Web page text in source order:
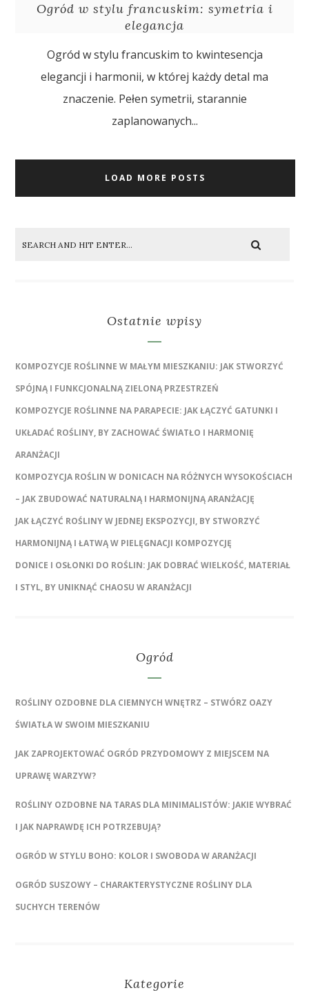
Ogród w stylu francuskim: symetria i
elegancja
Ogród w stylu francuskim to kwintesencja
elegancji i harmonii, w której każdy detal ma
znaczenie. Pełen symetrii, starannie
zaplanowanych...
LOAD MORE POSTS
Ostatnie wpisy
KOMPOZYCJE ROŚLINNE W MAŁYM MIESZKANIU: JAK STWORZYĆ
SPÓJNĄ I FUNKCJONALNĄ ZIELONĄ PRZESTRZEŃ
KOMPOZYCJE ROŚLINNE NA PARAPECIE: JAK ŁĄCZYĆ GATUNKI I
UKŁADAĆ ROŚLINY, BY ZACHOWAĆ ŚWIATŁO I HARMONIĘ
ARANŻACJI
KOMPOZYCJA ROŚLIN W DONICACH NA RÓŻNYCH WYSOKOŚCIACH
– JAK ZBUDOWAĆ NATURALNĄ I HARMONIJNĄ ARANŻACJĘ
JAK ŁĄCZYĆ ROŚLINY W JEDNEJ EKSPOZYCJI, BY STWORZYĆ
HARMONIJNĄ I ŁATWĄ W PIELĘGNACJI KOMPOZYCJĘ
DONICE I OSŁONKI DO ROŚLIN: JAK DOBRAĆ WIELKOŚĆ, MATERIAŁ
I STYL, BY UNIKNĄĆ CHAOSU W ARANŻACJI
Ogród
ROŚLINY OZDOBNE DLA CIEMNYCH WNĘTRZ – STWÓRZ OAZY
ŚWIATŁA W SWOIM MIESZKANIU
JAK ZAPROJEKTOWAĆ OGRÓD PRZYDOMOWY Z MIEJSCEM NA
UPRAWĘ WARZYW?
ROŚLINY OZDOBNE NA TARAS DLA MINIMALISTÓW: JAKIE WYBRAĆ
I JAK NAPRAWDĘ ICH POTRZEBUJĄ?
OGRÓD W STYLU BOHO: KOLOR I SWOBODA W ARANŻACJI
OGRÓD SUSZOWY – CHARAKTERYSTYCZNE ROŚLINY DLA
SUCHYCH TERENÓW
Kategorie